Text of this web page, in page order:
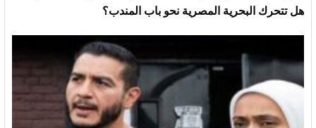
هل تتحرك البحرية المصرية نحو باب المندب؟